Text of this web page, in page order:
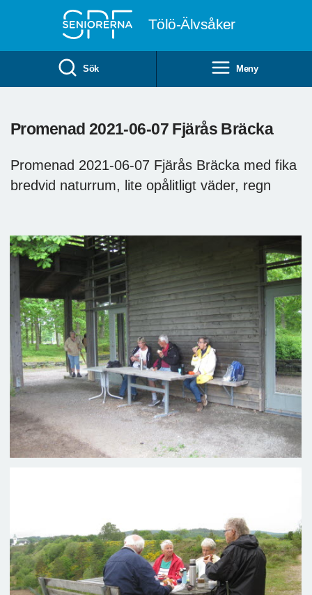
Tölö-Älvsåker
Sök Meny
Promenad 2021-06-07 Fjärås Bräcka
Promenad 2021-06-07 Fjärås Bräcka med fika
bredvid naturrum, lite opålitligt väder, regn